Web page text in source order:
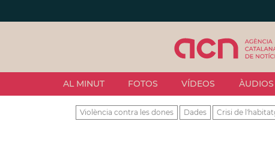
AL MINUT FOTOS VÍDEOS ÀUDIOS
Violència contra les dones Dades Crisi de